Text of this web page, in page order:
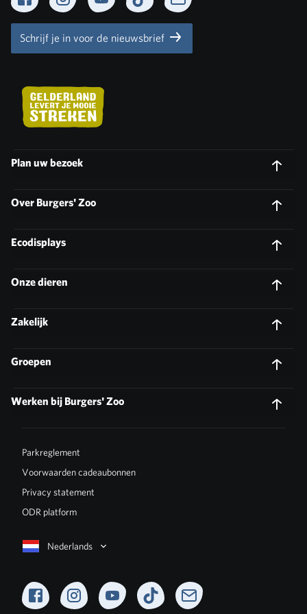
Schrijf je in voor de nieuwsbrief
Plan uw bezoek
Over Burgers' Zoo
Ecodisplays
Onze dieren
Zakelijk
Groepen
Werken bij Burgers' Zoo
Nederlands
Parkreglement
Voorwaarden cadeaubonnen
Privacy statement
ODR platform
FacebookInstagramYouTubeTikTok Newsletter